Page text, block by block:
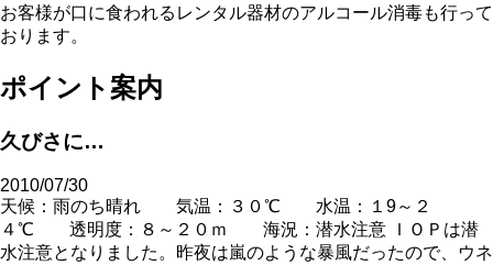
お客様が口に食われるレンタル器材のアルコール消毒も行って
おります。
ポイント案内
久びさに…
2010/07/30
天候：雨のち晴れ 気温：３０℃ 水温：１9～２
４℃ 透明度：８～２０ｍ 海況：潜水注意 ＩＯＰは潜
水注意となりました。昨夜は嵐のような暴風だったので、ウネ